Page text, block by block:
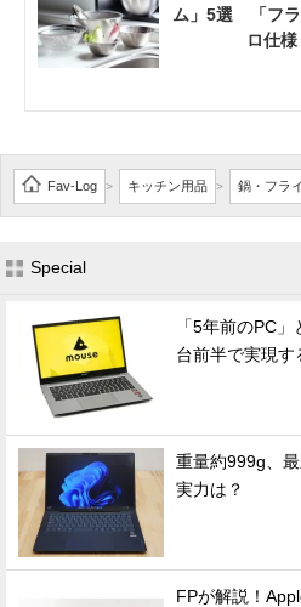
ム」5選 「フラ
ロ仕様
Fav-Log > キッチン用品 > 鍋・フラ
Special
「5年前のPC
台前半で実現す
重量約999g、
実力は？
FPが解説！